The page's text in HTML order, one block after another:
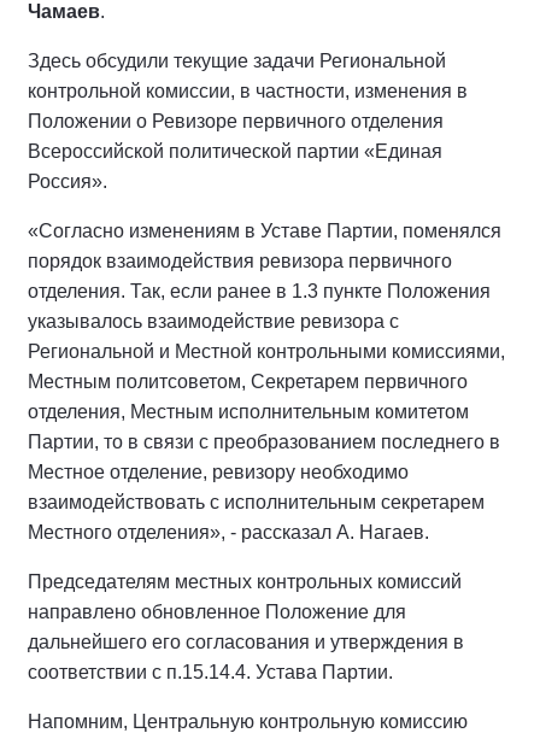
Чамаев.
Здесь обсудили текущие задачи Региональной
контрольной комиссии, в частности, изменения в
Положении о Ревизоре первичного отделения
Всероссийской политической партии «Единая
Россия».
«Согласно изменениям в Уставе Партии, поменялся
порядок взаимодействия ревизора первичного
отделения. Так, если ранее в 1.3 пункте Положения
указывалось взаимодействие ревизора с
Региональной и Местной контрольными комиссиями,
Местным политсоветом, Секретарем первичного
отделения, Местным исполнительным комитетом
Партии, то в связи с преобразованием последнего в
Местное отделение, ревизору необходимо
взаимодействовать с исполнительным секретарем
Местного отделения», - рассказал А. Нагаев.
Председателям местных контрольных комиссий
направлено обновленное Положение для
дальнейшего его согласования и утверждения в
соответствии с п.15.14.4. Устава Партии.
Напомним, Центральную контрольную комиссию